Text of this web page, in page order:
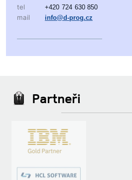
tel +420 724 630 850
mail info@d-prog.cz
Partneři